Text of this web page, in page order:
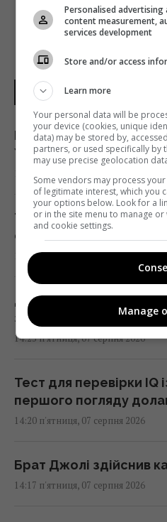
НОВИНИ УКРАЇНИ І СВІТУ
Після аномальної
Україну: оголошено І
14:29 п'ятниця, 07 серпня 2026
Тест зі склянкою
справно працюють ваші
14:25 п'ятниця, 07 серпня 2026
Дрони вже пів доби
зафіксована пожежа в
14:25 п'ятниця, 07 серпня 2026
Тест для перевірки IQ
першого погляду
14:20 п'ятниця, 07 серпня 2026
Брат Джолі здійснив
14:17 п'ятниця, 07 серпня 2026
Personalised
content measurement,
services development
Store and/or access
Learn more
Your personal data will be
your device (cookies, unique
data) may be stored by,
partners, or used specifically by
may use precise geolocation
Some vendors may process
of legitimate interest, which you
your options below. Look for a
or in the site menu to manage
and cookie settings.
Manage